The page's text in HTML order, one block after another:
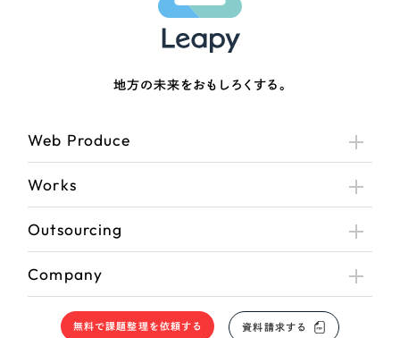
地方の未来をおもしろくする。
Web Produce
Works
Outsourcing
Company
無料で課題整理を依頼する 資料請求する